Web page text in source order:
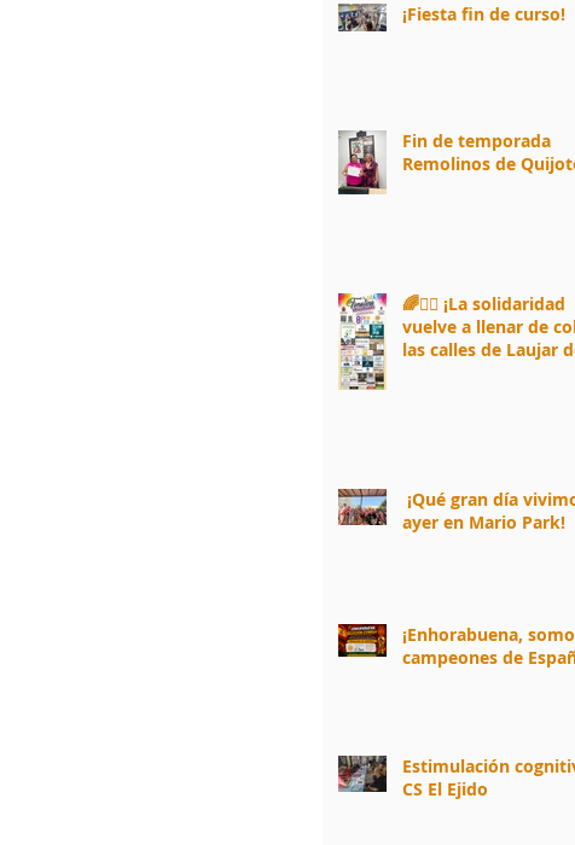
¡Fiesta fin de curso!
Fin de temporada
Remolinos de
🌈🏃‍♀️ ¡La solidaridad
vuelve a llenar de
las calles de Laujar
¡Qué gran día
ayer en Mario Park!
¡Enhorabuena,
campeones de
Estimulación
CS El Ejido